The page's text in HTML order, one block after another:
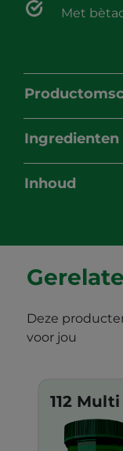
Met
Ingredienten
Inhoud
Deze
voor jou
112